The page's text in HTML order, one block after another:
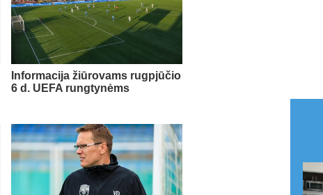
Informacija žiūrovams rugpjūčio
6 d. UEFA rungtynėms